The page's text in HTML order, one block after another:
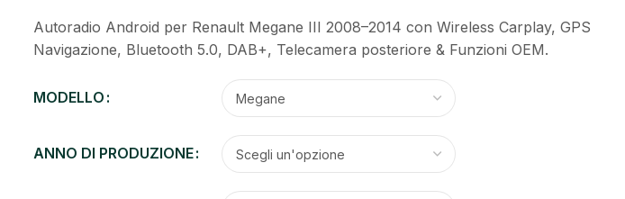
Autoradio Android per Renault Megane III 2008–2014 con Wireless Carplay, GPS
Navigazione, Bluetooth 5.0, DAB+, Telecamera posteriore & Funzioni OEM.
MODELLO
ANNO DI PRODUZIONE